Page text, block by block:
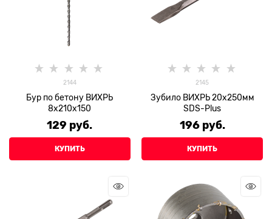
2144
Бур по бетону ВИХРЬ
8x210x150
129 руб.
КУПИТЬ
2145
Зубило ВИХРЬ 20x250мм
SDS-Plus
196 руб.
КУПИТЬ